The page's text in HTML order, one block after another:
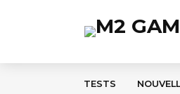
TESTS